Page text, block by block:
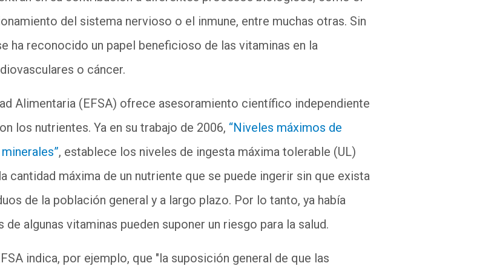
del sistema nervioso o el inmune, entre muchas otras. Sin
ha reconocido un papel beneficioso de las vitaminas en la
o cáncer.
Alimentaria (EFSA) ofrece asesoramiento científico independiente
los nutrientes. Ya en su trabajo de 2006, “Niveles máximos de
, establece los niveles de ingesta máxima tolerable (UL)
cantidad máxima de un nutriente que se puede ingerir sin que exista
de la población general y a largo plazo. Por lo tanto, ya había
algunas vitaminas pueden suponer un riesgo para la salud.
indica, por ejemplo, que "la suposición general de que las